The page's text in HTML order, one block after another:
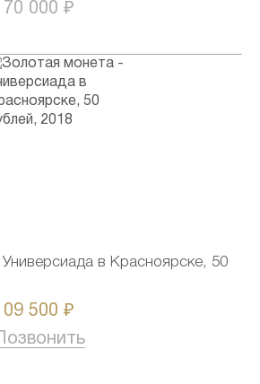
000 ₽
в Красноярске, 50
500 ₽
Позвонить